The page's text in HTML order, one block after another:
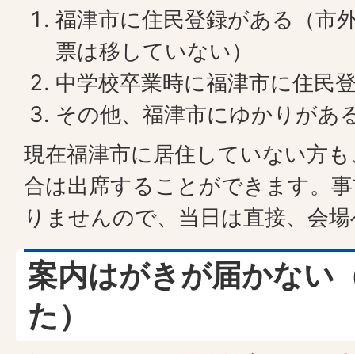
福津市に住民登録がある（市
票は移していない）
中学校卒業時に福津市に住民
その他、福津市にゆかりがあ
現在福津市に居住していない方
合は出席することができます。
りませんので、当日は直接、会
案内はがきが届かない
た）